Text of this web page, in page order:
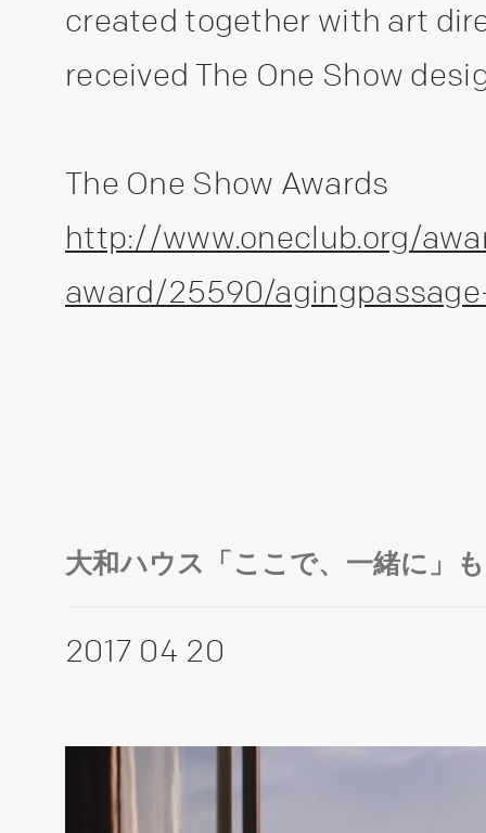
created together with art
received The One Show
The One Show Awards
http://www.oneclub.org/
award/25590/
大和ハウス「ここで、一緒に」
2017 04 20